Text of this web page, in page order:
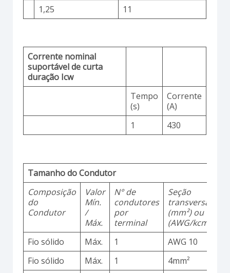
1,25
11
Corrente nominal
suportável de curta
duração Icw
Tempo
(s)
Corrente
(A)
1
430
Tamanho do Condutor
Composição
do
Condutor
Valor
Mín.
/
Máx.
N° de
condutores
por
terminal
Seção
transversal
(mm²) ou
(AWG/kcmil)
Fio sólido Máx. 1 AWG 10
Fio sólido
Máx. 1 4mm²